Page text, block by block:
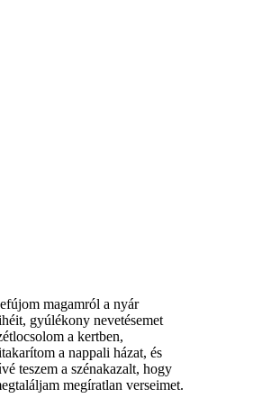
magamról a nyár
gyúlékony nevetésemet
a kertben,
a nappali házat, és
teszem a szénakazalt, hogy
megíratlan verseimet.